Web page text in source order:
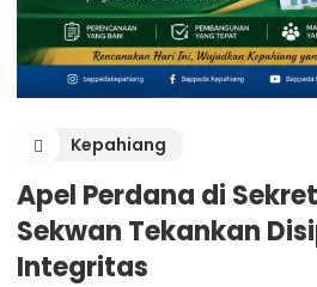
Kepahiang
Apel Perdana di
Sekwan Tekankan
Integritas